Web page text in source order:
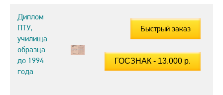
Диплом
ПТУ,
училища
образца
до 1994
года
Быстрый заказ